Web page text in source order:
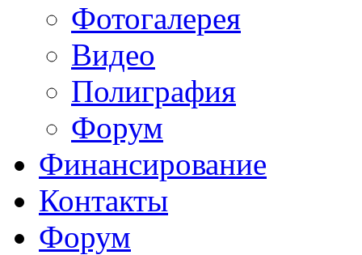
Фотогалерея
Видео
Полиграфия
Форум
Финансирование
Контакты
Форум